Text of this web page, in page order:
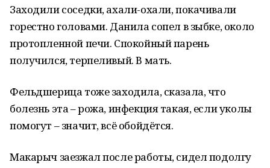
Заходили соседки, ахали-охали, покачивали
горестно головами. Данила сопел в зыбке, около
протопленной печи. Спокойный парень
получился, терпеливый. В мать.
Фельдшерица тоже заходила, сказала, что
болезнь эта – рожа, инфекция такая, если уколы
помогут – значит, всё обойдётся.
Макарыч заезжал после работы, сидел подолгу